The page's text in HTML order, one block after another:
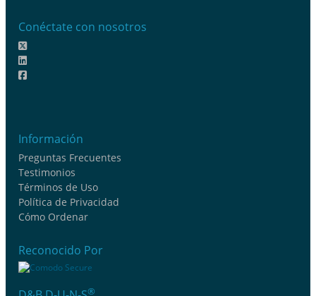
Conéctate con nosotros
Información
Preguntas Frecuentes
Testimonios
Términos de Uso
Política de Privacidad
Cómo Ordenar
Reconocido Por
®